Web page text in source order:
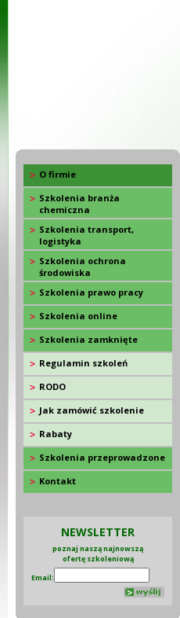
O firmie
Szkolenia branża
chemiczna
Szkolenia transport,
logistyka
Szkolenia ochrona
środowiska
Szkolenia prawo pracy
Szkolenia online
Szkolenia zamknięte
Regulamin szkoleń
RODO
Jak zamówić szkolenie
Rabaty
Szkolenia przeprowadzone
Kontakt
NEWSLETTER
poznaj naszą najnowszą
ofertę szkoleniową
Email: